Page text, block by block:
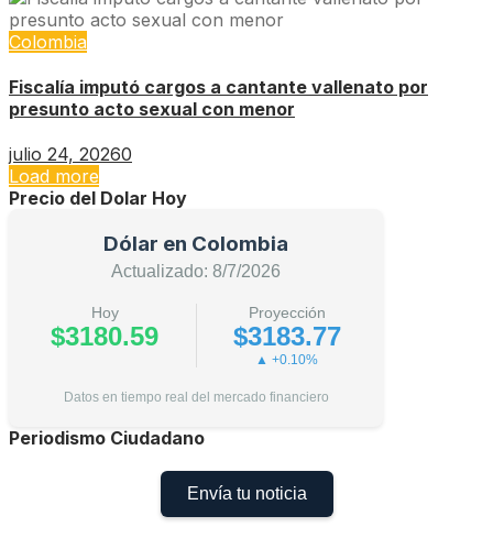
Colombia
Fiscalía imputó cargos a cantante vallenato por
presunto acto sexual con menor
julio 24, 20260
Load more
Precio del Dolar Hoy
Dólar en Colombia
Actualizado: 8/7/2026
Hoy
$3180.59
Proyección
$3183.77
▲ +0.10%
Datos en tiempo real del mercado financiero
Periodismo Ciudadano
Envía tu noticia